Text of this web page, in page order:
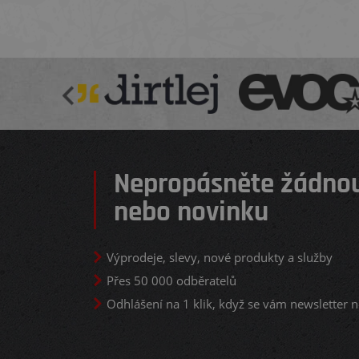
Nepropásněte
nebo novinku
Výprodeje, slevy, nové produkty a služby
Přes 50 000 odběratelů
Odhlášení na 1 klik, když se vám newsletter